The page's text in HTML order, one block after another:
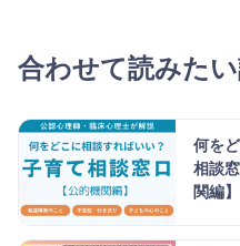
合わせて読みた
何を
相談
関編】